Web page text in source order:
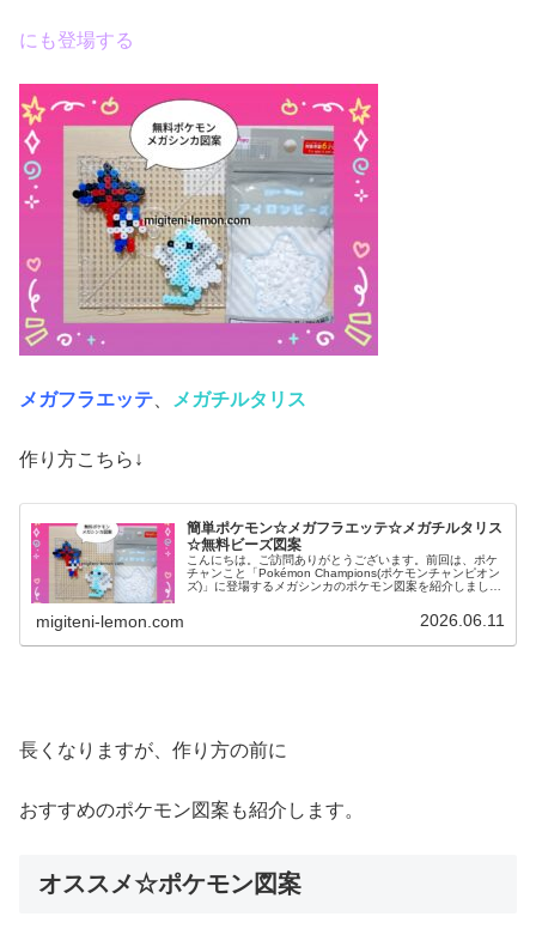
にも登場する
メガフラエッテ メガチルタリス
作り方こちら↓
簡単ポケモン☆メガフラエッテ☆メガチルタリス
☆無料ビーズ図案
こんにちは。ご訪問ありがとうございます。前回は、ポケ
チャンこと「Pokémon Champions(ポケモンチャンピオン
ズ)」に登場するメガシンカのポケモン図案を紹介しました
migiteni-lemon.com 2026.06.11
長くなりますが、作り方の前に
おすすめのポケモン図案も紹介します。
オススメ☆ポケモン図案